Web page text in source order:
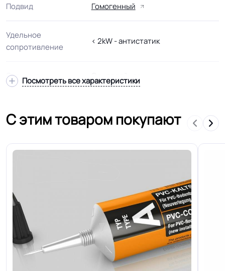
Подвид Гомогенный
Удельное
сопротивление
< 2kW - антистатик
Структура
Область применения
Для пассажирских вагонах
железнодорожного транспорта и
вагонах метрополитена
Допуск изменения
толщин
+-10% мм
Посмотреть все характеристики
С этим товаром покупают